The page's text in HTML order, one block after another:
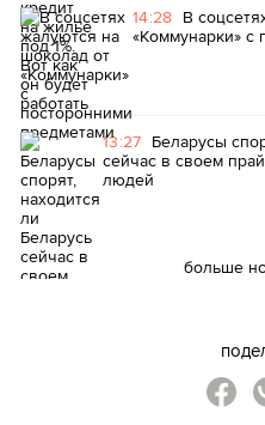
14:28 В
«Коммунарки» с
13:27 Беларусы
сейчас в своем
людей
больше